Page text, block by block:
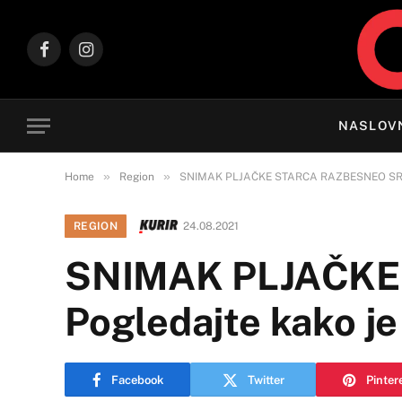
FacebookInstagram
Home » Region » SNIMAK PLJAČKE STARCA RAZBESNEO
REGION 24.08.2021
SNIMAK
Pogledajte kako
Facebook Twitter